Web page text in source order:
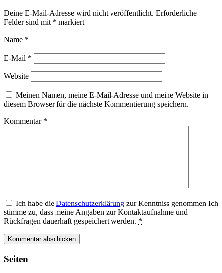
Deine E-Mail-Adresse wird nicht veröffentlicht. Erforderliche
Felder sind mit * markiert
Name *
E-Mail *
Website
Meinen Namen, meine E-Mail-Adresse und meine Website in
diesem Browser für die nächste Kommentierung speichern.
Kommentar *
Ich habe die Datenschutzerklärung zur Kenntniss genommen Ich
stimme zu, dass meine Angaben zur Kontaktaufnahme und
Rückfragen dauerhaft gespeichert werden. *
Seiten